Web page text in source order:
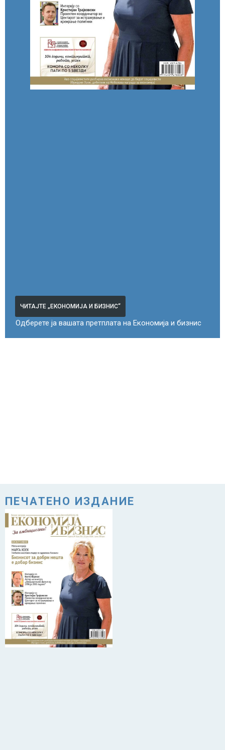
ЧИТАЈТЕ „ЕКОНОМИЈА И БИЗНИС“
Одберете ја вашата претплата на Економија и бизнис
ПЕЧАТЕНО ИЗДАНИЕ